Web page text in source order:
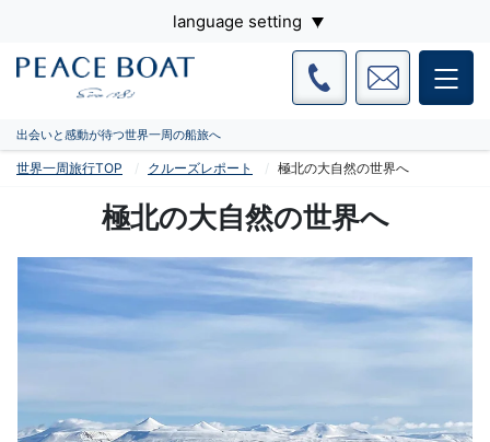
language setting
出会いと感動が待つ世界一周の船旅へ
世界一周旅行TOP クルーズレポート 極北の大自然の世界へ
極北の大自然の世界へ